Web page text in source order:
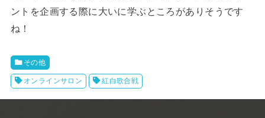
ントを企画する際に大いに学ぶところがありそうです
ね！
その他
オンラインサロン 紅白歌合戦